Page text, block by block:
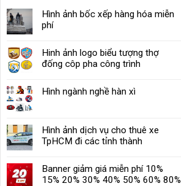
Hình ảnh bốc xếp hàng hóa miễn
phí
Hinh ảnh logo biểu tượng thợ
đống côp pha công trình
Hình ngành nghề hàn xì
Hình ảnh dịch vụ cho thuê xe
TpHCM đi các tỉnh thành
Banner giảm giá miễn phí 10%
15% 20% 30% 40% 50% 60% 80%